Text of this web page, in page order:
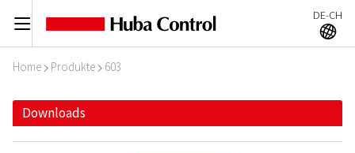
C DE-CH
A
Home I Produkte I 603
Downloads